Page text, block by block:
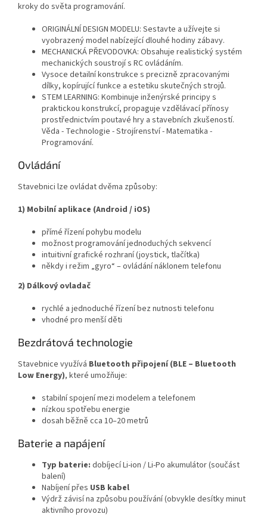
kroky do světa programování.
ORIGINÁLNÍ DESIGN MODELU: Sestavte a užívejte si
vyobrazený model nabízející dlouhé hodiny zábavy.
MECHANICKÁ PŘEVODOVKA: Obsahuje realistický systém
mechanických soustrojí s RC ovládáním.
Vysoce detailní konstrukce s precizně zpracovanými
dílky, kopírující funkce a estetiku skutečných strojů.
STEM LEARNING: Kombinuje inženýrské principy s
praktickou konstrukcí, propaguje vzdělávací přínosy
prostřednictvím poutavé hry a stavebních zkušeností.
Věda - Technologie - Strojírenství - Matematika -
Programování.
Ovládání
Stavebnici lze ovládat dvěma způsoby:
1) Mobilní aplikace (Android / iOS)
přímé řízení pohybu modelu
možnost programování jednoduchých sekvencí
intuitivní grafické rozhraní (joystick, tlačítka)
někdy i režim „gyro“ – ovládání náklonem telefonu
2) Dálkový ovladač
rychlé a jednoduché řízení bez nutnosti telefonu
vhodné pro menší děti
Bezdrátová technologie
Stavebnice využívá Bluetooth připojení (BLE – Bluetooth
Low Energy), které umožňuje:
stabilní spojení mezi modelem a telefonem
nízkou spotřebu energie
dosah běžně cca 10–20 metrů
Baterie a napájení
Typ baterie: dobíjecí Li-ion / Li-Po akumulátor (součást
balení)
Nabíjení přes USB kabel
Výdrž závisí na způsobu používání (obvykle desítky minut
aktivního provozu)